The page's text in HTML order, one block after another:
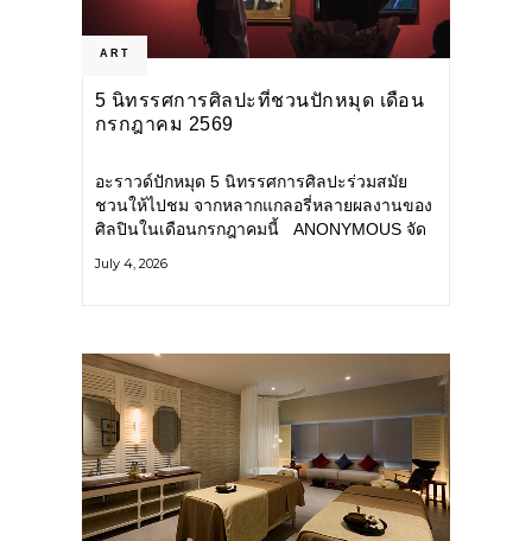
ART
5 นิทรรศการศิลปะที่ชวนปักหมุด เดือน
กรกฎาคม 2569
อะราวด์ปักหมุด 5 นิทรรศการศิลปะร่วมสมัย
ชวนให้ไปชม จากหลากแกลอรี่หลายผลงานของ
ศิลปินในเดือนกรกฎาคมนี้ ANONYMOUS จัด
กลุ่ม Anonymous โดยมี นิ่ม
July 4, 2026